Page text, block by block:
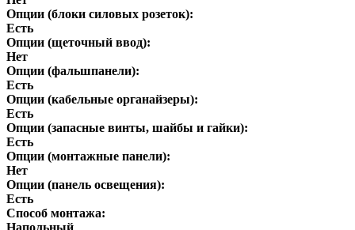
Опции (блоки силовых розеток):
Есть
Опции (щеточный ввод):
Нет
Опции (фальшпанели):
Есть
Опции (кабельные органайзеры):
Есть
Опции (запасные винты, шайбы и гайки):
Есть
Опции (монтажные панели):
Нет
Опции (панель освещения):
Есть
Способ монтажа:
Напольный